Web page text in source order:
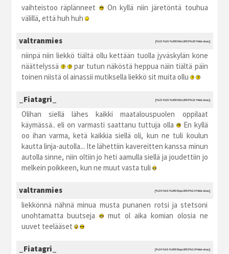
vaihteistoo räplänneet
On kyllä niin järetöntä touhua
välillä, että huh huh
valtranmies [%23.%10.%2008 kto2008 %20:%lokakuu]
niinpä niin liekkö tiältä ollu kettään tuolla jyväskylän kone
näättelyssä
par tutun näköstä heppua näin tiältä päin
toinen niistä ol ainassii mutiksella liekkö sit muita ollu
_Fiatagri_ [%23.%10.%2008 kto2008 %21:%lokakuu]
Olihan siellä lähes kaikki maatalouspuolen oppilaat
käymässä.. eli on varmasti saattanu tuttuja olla
En kyllä
oo ihan varma, ketä kaikkia siellä oli, kun ne tuli koulun
kautta linja-autolla... Ite lähettiin kavereitten kanssa minun
autolla sinne, niin oltiin jo heti aamulla siellä ja joudettiin jo
melkein poikkeen, kun ne muut vasta tuli
valtranmies [%24.%10.%2008 kpe2008 %18:%lokakuu]
liekkönnä nähnä minua musta punanen rotsi ja stetsoni
unohtamatta buutseja
mut ol aika komian olosia ne
uuvet teelääset
_Fiatagri_ [%24.%10.%2008 kpe2008 %19:%lokakuu]